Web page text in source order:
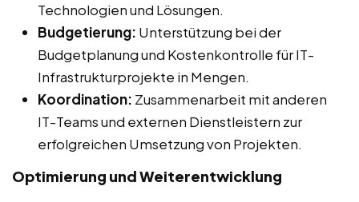
Technologien und Lösungen.
Budgetierung: Unterstützung bei der
Budgetplanung und Kostenkontrolle für IT-
Infrastrukturprojekte in Mengen.
Koordination: Zusammenarbeit mit anderen
IT-Teams und externen Dienstleistern zur
erfolgreichen Umsetzung von Projekten.
Optimierung und Weiterentwicklung